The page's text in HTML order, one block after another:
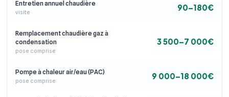
Entretien annuel chaudière
visite 90–180€
Remplacement chaudière gaz à
condensation
pose comprise
3 500–7 000€
Pompe à chaleur air/eau (PAC)
pose comprise 9 000–18 000€